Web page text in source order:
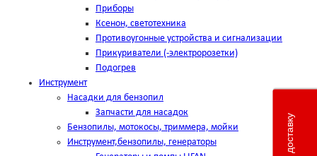
Приборы
Ксенон, светотехника
Противоугонные устройства и сигнализации
Прикуриватели (-электророзетки)
Подогрев
Инструмент
Насадки для бензопил
Запчасти для насадок
Бензопилы, мотокосы, триммера, мойки
Инструмент,бензопилы, генераторы